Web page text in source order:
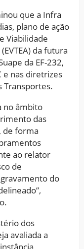
que a Infra
plano de ação
Viabilidade
da futura
da EF-232,
e nas diretrizes
Transportes.
no âmbito
das
de forma
ao relator
de
do
dos
avaliada a